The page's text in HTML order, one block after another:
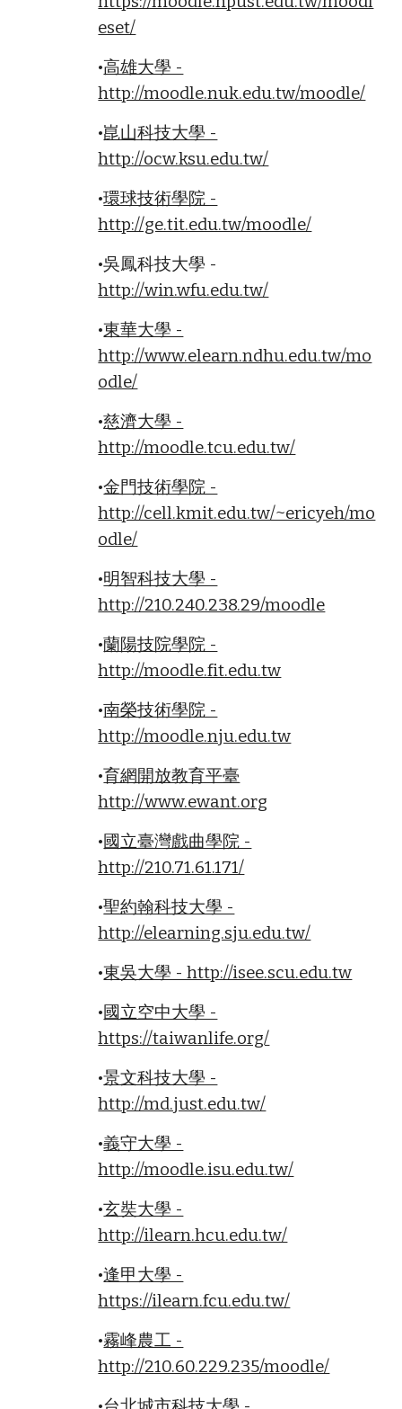
eset/
•高雄大學 -
http://moodle.nuk.edu.tw/moodle/
•崑山科技大學 -
http://ocw.ksu.edu.tw/
•環球技術學院 -
http://ge.tit.edu.tw/moodle/
•吳鳳科技大學 -
http://win.wfu.edu.tw/
•東華大學 -
http://www.elearn.ndhu.edu.tw/mo
odle/
•慈濟大學 -
http://moodle.tcu.edu.tw/
•金門技術學院 -
http://cell.kmit.edu.tw/~ericyeh/mo
odle/
•明智科技大學 -
http://210.240.238.29/moodle
•蘭陽技院學院 -
http://moodle.fit.edu.tw
•南榮技術學院 -
http://moodle.nju.edu.tw
•育網開放教育平臺
http://www.ewant.org
•國立臺灣戲曲學院 -
http://210.71.61.171/
•聖約翰科技大學 -
http://elearning.sju.edu.tw/
•東吳大學 - http://isee.scu.edu.tw
•國立空中大學 -
https://taiwanlife.org/
•景文科技大學 -
http://md.just.edu.tw/
•義守大學 -
http://moodle.isu.edu.tw/
•玄奘大學 -
http://ilearn.hcu.edu.tw/
•逢甲大學 -
https://ilearn.fcu.edu.tw/
•霧峰農工 -
http://210.60.229.235/moodle/